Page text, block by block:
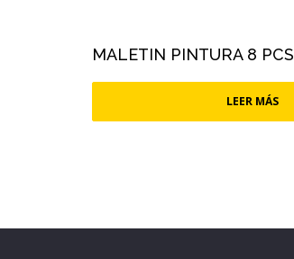
MALETIN PINTURA 8 PCS
LEER MÁS